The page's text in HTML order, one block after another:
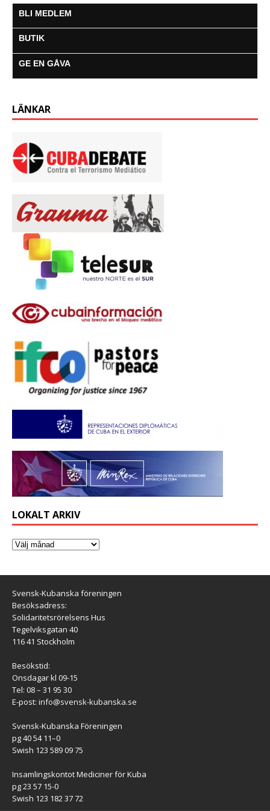
BLI MEDLEM
BUTIK
GE EN GÅVA
LÄNKAR
LOKALT ARKIV
Svensk-Kubanska föreningen
Besöksadress:
Solidaritetsrörelsens Hus
Tegelviksgatan 40
116 41 Stockholm
Besökstid:
Onsdagar kl 09-15
Tel: 08 – 31 95 30
E-post: info@svensk-kubanska.se
Svensk-Kubanska Föreningen
pg 40 54 11–0
Swish 123 589 09 75
Insamlingskontot Mediciner för Kuba
pg 23 57 15-0
Swish 123 182 37 72